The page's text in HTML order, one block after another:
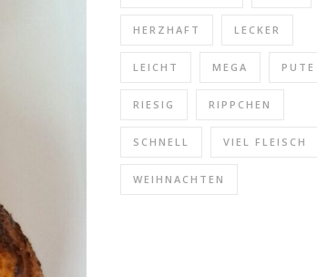
HERZHAFT LECKER
LEICHT MEGA PUTE
RIESIG RIPPCHEN
SCHNELL VIEL FLEISCH
WEIHNACHTEN